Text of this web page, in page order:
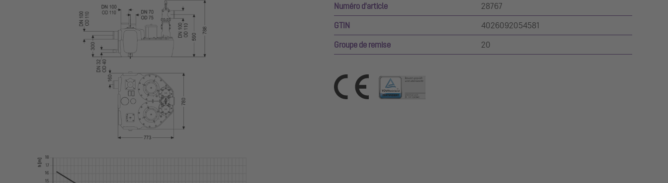
Numéro d'article 28767
GTIN 4026092054581
Groupe de remise 20